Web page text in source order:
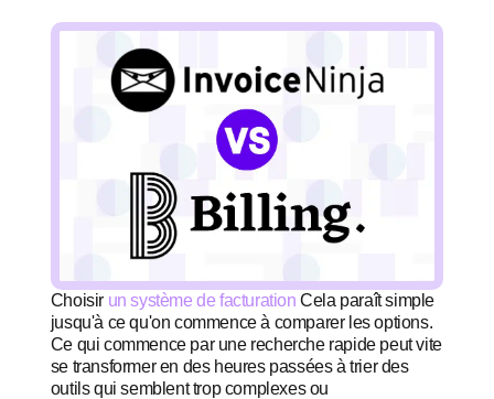
Choisir un système de facturation Cela paraît simple
jusqu'à ce qu'on commence à comparer les options.
Ce qui commence par une recherche rapide peut vite
se transformer en des heures passées à trier des
outils qui semblent trop complexes ou